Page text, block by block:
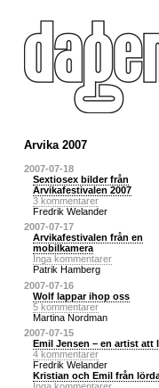
Arvika 2007
2007-07-18
Sextiosex bilder från
Arvikafestivalen 2007
3 kommentarer
Fredrik Welander
2007-07-17
Arvikafestivalen från en
mobilkamera
Inga kommentarer
Patrik Hamberg
2007-07-16
Wolf lappar ihop oss
5 kommentarer
Martina Nordman
2007-07-15
Emil Jensen – en artist att
4 kommentarer
Fredrik Welander
Kristian och Emil från